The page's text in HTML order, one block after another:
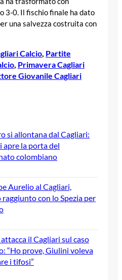
3-0. Il fischio finale ha dato
una salvezza costruita con
Calcio, Partite
, Primavera Cagliari
Giovanile Cagliari
si allontana dal Cagliari:
apre la porta del
colombiano
Aurelio al Cagliari,
raggiunto con lo Spezia per
il Cagliari sul caso
“Ho prove, Giulini voleva
i tifosi”